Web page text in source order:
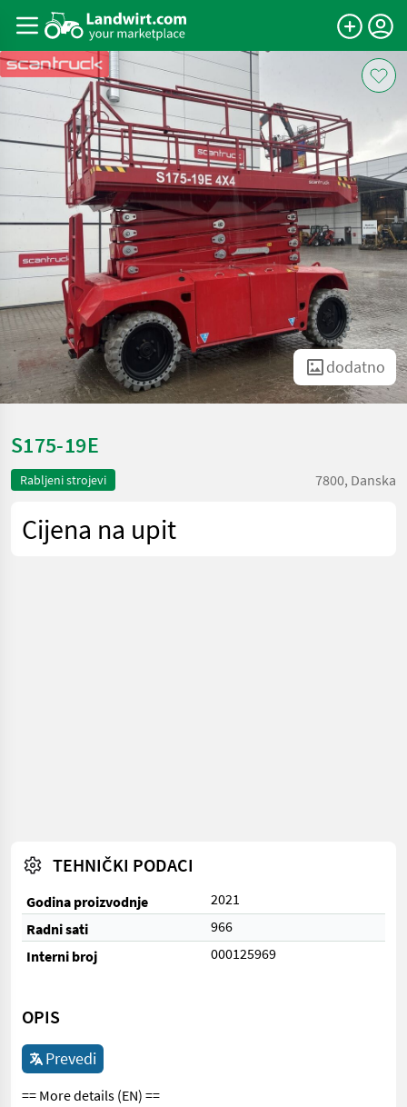
dodatno
S175-19E
Rabljeni strojevi 7800, Danska
Cijena na upit
TEHNIČKI PODACI
Godina proizvodnje
2021
Radni sati
966
Interni broj
000125969
OPIS
Prevedi
== More details (EN) ==